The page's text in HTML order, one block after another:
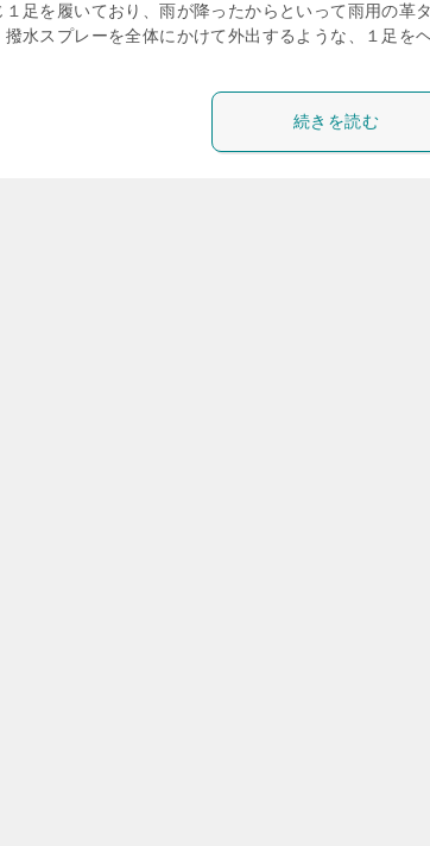
足を履いており、雨が降ったからといって雨用の革
水スプレーを全体にかけて外出するような、１足を
続きを読む